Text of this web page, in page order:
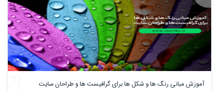
آموزش مبانی رنگ ها و شکل ها برای گرافیست ها و طراحان سایت